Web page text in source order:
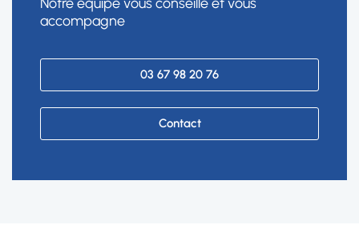
accompagne
03 67 98 20 76
Contact